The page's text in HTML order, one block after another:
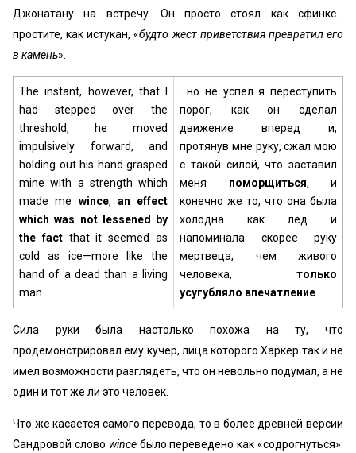
Джонатану на встречу. Он просто стоял как сфинкс…
простите, как истукан, «будто жест приветствия превратил его
в камень».
The instant, however, that I
had stepped over the
threshold, he moved
impulsively forward, and
holding out his hand grasped
mine with a strength which
made me wince, an effect
which was not lessened by
the factthat it seemed as
cold as ice—more like the
hand of a dead than a living
man.
…но не успел я переступить
порог, как он сделал
движение вперед и,
протянув мне руку, сжал мою
с такой силой, что заставил
меня поморщиться, и
конечно же то, что она была
холодна как лед и
напоминала скорее руку
мертвеца, чем живого
человека, только
усугубляло впечатление
Сила руки была настолько похожа на ту, что
продемонстрировал ему кучер, лица которого Харкер так и не
имел возможности разглядеть, что он невольно подумал, а не
один и тот же ли это человек.
Что же касается самого перевода, то в более древней версии
Сандровой слово winceбыло переведено как «содрогнуться»: